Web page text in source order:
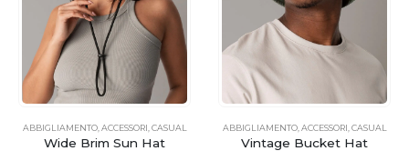
ABBIGLIAMENTO, ACCESSORI CASUAL
Wide Brim Sun Hat
ABBIGLIAMENTO, ACCESSORI CASUAL
Vintage Bucket Hat